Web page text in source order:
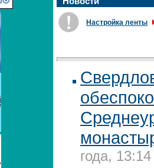
Настройка ленты
года, 13:14